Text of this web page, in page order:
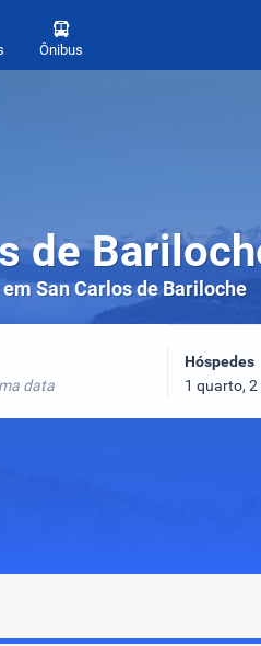
Ônibus
de
San Carlos de Bariloche
data
Hóspedes